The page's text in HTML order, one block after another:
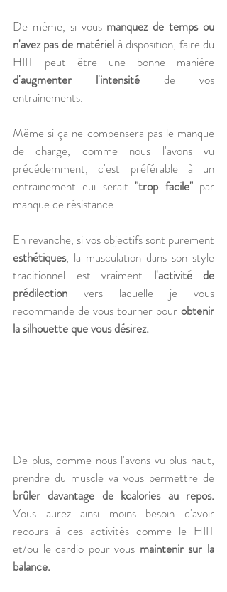
De même, si vous manquez de temps ou
n'avez pas de matériel à disposition, faire du
d'augmenter l'intensité de vos
entrainements.
Même si ça ne compensera pas le manque
de charge, comme nous l'avons vu
précédemment, c'est préférable à un
entrainement qui serait "trop facile" par
manque de résistance.
esthétiques, la musculation dans son style
traditionnel est vraiment l'activité de
prédilection vers laquelle je vous
recommande de vous tourner pour obtenir
la silhouette que vous désirez.
De plus, comme nous l'avons vu plus haut,
brûler davantage de kcalories au repos.
Vous aurez ainsi moins besoin d'avoir
recours à des activités comme le HIIT
et/ou le cardio pour vous maintenir sur la
balance.